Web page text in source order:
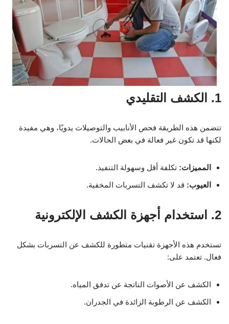
1. الكشف التقليدي
تتضمن هذه الطريقة فحص الأنابيب والتوصيلات يدويًا، وهي مفيدة
لكنها قد تكون غير فعالة في بعض الحالات.
المميزات: تكلفة أقل وسهولة التنفيذ.
العيوب: قد لا تكشف التسربات المخفية.
2. استخدام أجهزة الكشف الإلكترونية
تستخدم هذه الأجهزة تقنيات متطورة للكشف عن التسربات بشكل
فعال. تعتمد على:
الكشف عن الأصوات الناتجة عن تدفق المياه.
الكشف عن الرطوبة الزائدة في الجدران.